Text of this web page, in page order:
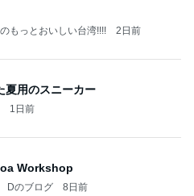
もっとおいしい台湾!!!! 2日前
夏用のスニーカー
1日前
Workshop
Dのブログ 8日前